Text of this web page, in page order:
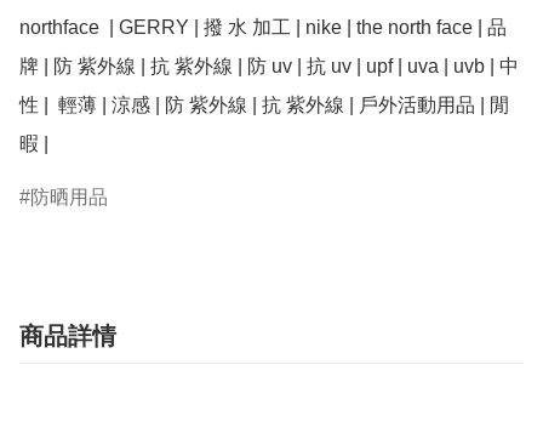
northface  | GERRY | 撥 水 加工 | nike | the north face | 品
牌 | 防 紫外線 | 抗 紫外線 | 防 uv | 抗 uv | upf | uva | uvb | 中
性 |  輕薄 | 涼感 | 防 紫外線 | 抗 紫外線 | 戶外活動用品 | 閒
暇 |
防晒用品
商品詳情